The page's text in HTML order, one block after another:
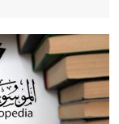
- هل تعلم أن
الحكم، الأدلة،
له الفضل بأنه